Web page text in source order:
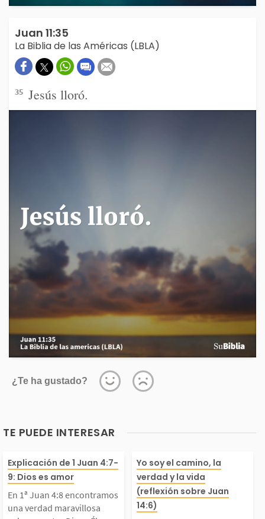
Juan 11:35
La Biblia de las Américas (LBLA)
35 Jesús lloró.
¿Te ha gustado?
TE PUEDE INTERESAR
1ª Juan 4:8 encont
una verdad mar
Explicación de 1 Juan 4:7-
9: Dios es amor
En 1ª Juan 4:8 encontramos
una verdad maravillosa
En Juan 14:6
que Jesús es
Yo soy el camino, la
verdad y la vida
(reflexión sobre Juan
14:6)